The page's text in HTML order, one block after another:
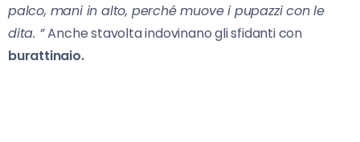
palco, mani in alto, perché muove i pupazzi con le
dita. ”Anche stavolta indovinano gli sfidanti con
burattinaio.